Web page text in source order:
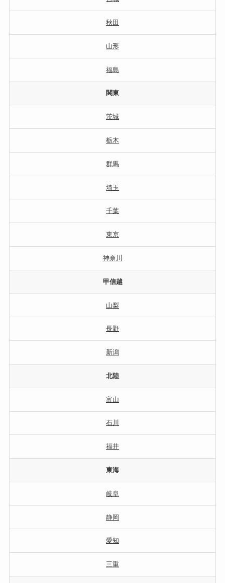
秋田
山形
福島
関東
茨城
栃木
群馬
埼玉
千葉
東京
神奈川
甲信越
山梨
長野
新潟
北陸
富山
石川
福井
東海
岐阜
静岡
愛知
三重